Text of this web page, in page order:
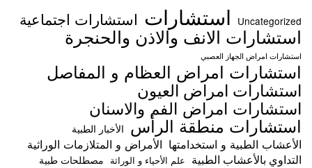
Uncategorized استشارات استشارات اجتماعية
استشارات الانف والاذن والحنجرة
استشارات امراض الجهاز العصبي
استشارات امراض العظام و المفاصل
استشارات امراض العيون
استشارات امراض الفم والاسنان
استشارات منطقة الرأس الأخبار الطبية
الأعشاب الطبية و استخدامتها الأمراض و المتلازمات الوراثية
التداوي بالأعشاب الطبية علم الأحياء و الوراثة مصطلحات طبية